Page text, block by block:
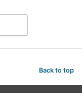
Back to top